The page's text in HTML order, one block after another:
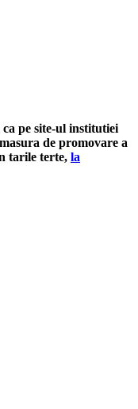
pe site-ul institutiei
de promovare a
tarile terte, la